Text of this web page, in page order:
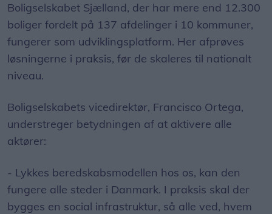
Boligselskabet Sjælland, der har mere end 12.300
boliger fordelt på 137 afdelinger i 10 kommuner,
fungerer som udviklingsplatform. Her afprøves
løsningerne i praksis, før de skaleres til nationalt
niveau.
Boligselskabets vicedirektør, Francisco Ortega,
understreger betydningen af at aktivere alle
aktører:
- Lykkes beredskabsmodellen hos os, kan den
fungere alle steder i Danmark. I praksis skal der
bygges en social infrastruktur, så alle ved, hvem